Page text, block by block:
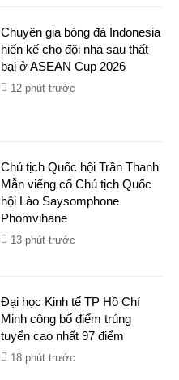
Chuyên gia bóng đá Indonesia
hiến kế cho đội nhà sau thất
bại ở ASEAN Cup 2026
12 phút trước
Chủ tịch Quốc hội Trần Thanh
Mẫn viếng cố Chủ tịch Quốc
hội Lào Saysomphone
Phomvihane
13 phút trước
Đại học Kinh tế TP Hồ Chí
Minh công bố điểm trúng
tuyển cao nhất 97 điểm
18 phút trước